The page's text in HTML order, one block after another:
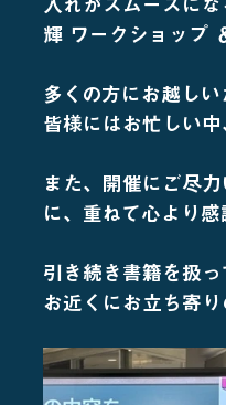
入れがスムーズに
輝 ワークショップ
多くの方にお越し
皆様にはお忙しい
また、開催にご尽
に、重ねて心より
引き続き書籍を扱
お近くにお立ち寄